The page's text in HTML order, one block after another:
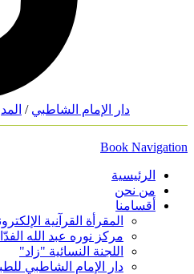
دار الإمام الشاطبي /
Book Navigation
الرئيسية
من نحن
أقسامنا
المقرأة القرآنية
مركز نوره عبد الله
اللجنة النسائية "زاد"
دار الإمام الشاطبي